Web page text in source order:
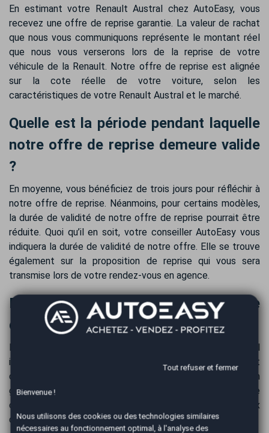
En estimant votre Renault Austral chez AutoEasy, vous
recevez une offre de reprise garantie. La valeur de rachat
que nous vous communiquons représente le montant réel
que nous vous verserons lors de la reprise de votre
véhicule de la Renault. Notre offre de reprise est alignée
sur la cote réelle de votre voiture, selon les
caractéristiques de votre Renault Austral et le marché.
Quelle est la période pendant laquelle
notre offre de reprise demeure valide
?
En moyenne, vous bénéficiez de trois jours pour réfléchir à
notre offre de reprise. Néanmoins, pour certains modèles,
la durée de validité de notre offre de reprise pourrait être
réduite. Quoi qu’il en soit, votre conseiller AutoEasy vous
indiquera la durée de validité de notre offre. Elle se trouve
également sur la proposition de reprise qui vous sera
transmise lors de votre rendez-vous en agence.
Paiement de votre voiture à la suite
de la reprise de votre Renault Austral
Nous effectuons le paiement de votre Renault Austral
immédiatement après la reprise. Pour plus de sécurité et
de confort, le paiement se réalise par virement bancaire. En
général, la totalité des fonds est déposée sur votre
compte bancaire dans les 24 heures, conformément aux
délais interbancaires.
Tout refuser et fermer
Bienvenue !
Nous utilisons des cookies ou des technologies similaires
nécessaires au fonctionnement optimal, à l'analyse des